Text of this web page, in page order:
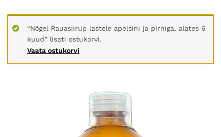
“Nõgel Rauasiirup lastele apelsini ja pirniga, alates 6
kuud” lisati ostukorvi.
Vaata ostukorvi